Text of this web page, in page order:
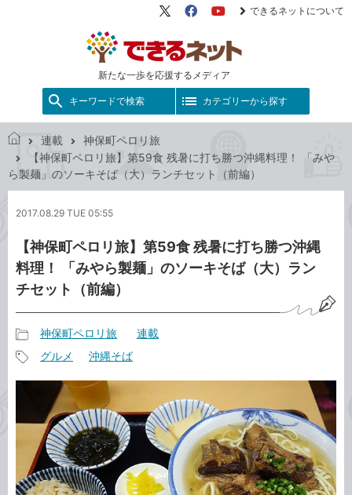
新たな一歩を応援するメディア
X（旧
FacebookYouTube
できるネットについて
キーワードで検索 カテゴリーから探す
き
ッ
連載
神保町ペロリ旅
【神保町ペロリ旅】第59食 残暑に打ち勝つ沖縄料理！ 「みや
ら製麺」のソーキそば（大）ランチセット（前編）
2017.08.29 TUE 05:55
【神保町ペロリ旅】第59食 残暑に打ち勝つ沖縄
料理！ 「みやら製麺」のソーキそば（大）ラン
チセット（前編）
事
カ
ゴ
リ
神保町ペロリ旅 連載
グ
グルメ 沖縄そば